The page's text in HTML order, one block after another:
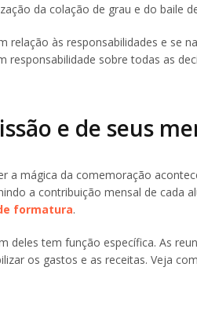
da colação de grau e do baile
relação às responsabilidades e se
responsabilidade sobre todas as
e de seus
a mágica da comemoração
a contribuição mensal de cada
formatura.
deles tem função específica. As
os gastos e as receitas. Veja